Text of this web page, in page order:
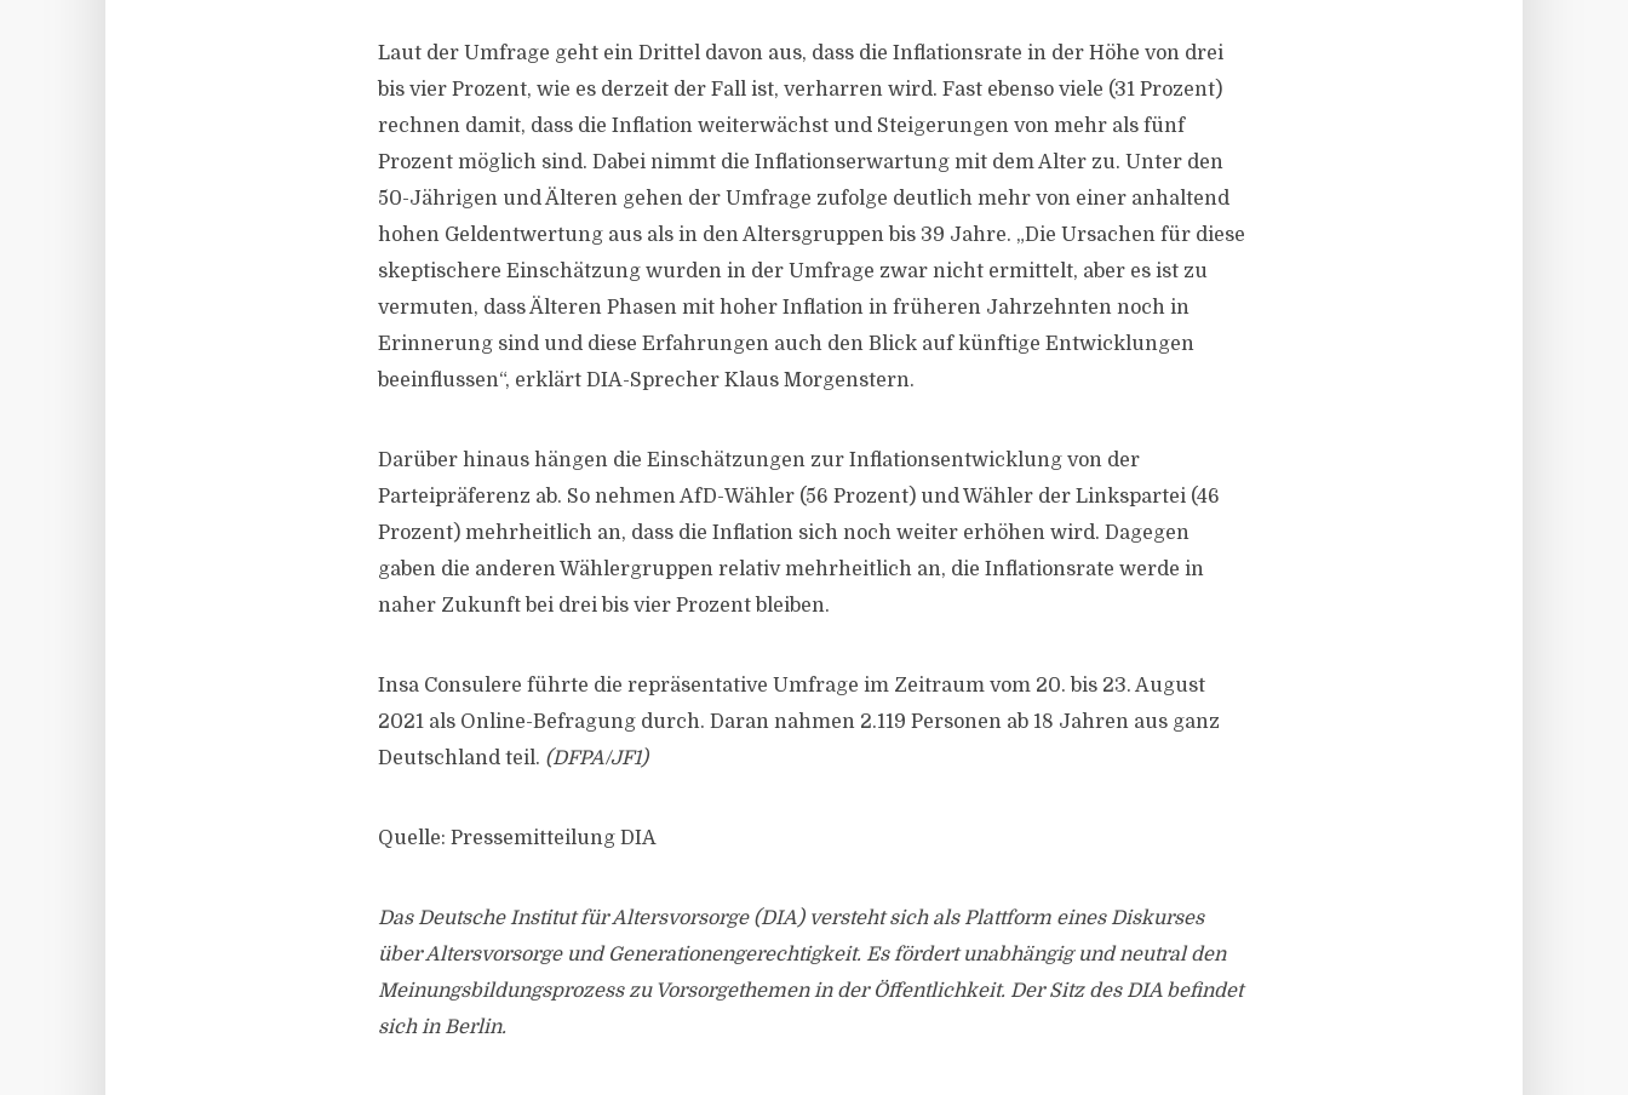
Laut der Umfrage geht ein Drittel davon aus, dass die Inflationsrate in der Höhe von drei
bis vier Prozent, wie es derzeit der Fall ist, verharren wird. Fast ebenso viele (31 Prozent)
rechnen damit, dass die Inflation weiterwächst und Steigerungen von mehr als fünf
Prozent möglich sind. Dabei nimmt die Inflationserwartung mit dem Alter zu. Unter den
50-Jährigen und Älteren gehen der Umfrage zufolge deutlich mehr von einer anhaltend
hohen Geldentwertung aus als in den Altersgruppen bis 39 Jahre. „Die Ursachen für diese
skeptischere Einschätzung wurden in der Umfrage zwar nicht ermittelt, aber es ist zu
vermuten, dass Älteren Phasen mit hoher Inflation in früheren Jahrzehnten noch in
Erinnerung sind und diese Erfahrungen auch den Blick auf künftige Entwicklungen
beeinflussen“, erklärt DIA-Sprecher Klaus Morgenstern.
Darüber hinaus hängen die Einschätzungen zur Inflationsentwicklung von der
Parteipräferenz ab. So nehmen AfD-Wähler (56 Prozent) und Wähler der Linkspartei (46
Prozent) mehrheitlich an, dass die Inflation sich noch weiter erhöhen wird. Dagegen
gaben die anderen Wählergruppen relativ mehrheitlich an, die Inflationsrate werde in
naher Zukunft bei drei bis vier Prozent bleiben.
Insa Consulere führte die repräsentative Umfrage im Zeitraum vom 20. bis 23. August
2021 als Online-Befragung durch. Daran nahmen 2.119 Personen ab 18 Jahren aus ganz
Deutschland teil. (DFPA/JF1)
Quelle: Pressemitteilung DIA
Das Deutsche Institut für Altersvorsorge (DIA) versteht sich als Plattform eines Diskurses
über Altersvorsorge und Generationengerechtigkeit. Es fördert unabhängig und neutral den
Meinungsbildungsprozess zu Vorsorgethemen in der Öffentlichkeit. Der Sitz des DIA befindet
sich in Berlin.